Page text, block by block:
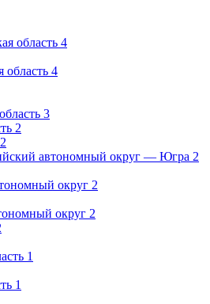
область 4
область 4
3
2
2
автономный округ — Югра 2
округ 2
округ 2
1
1